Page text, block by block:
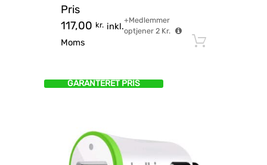
Pris
117,00 kr. inkl.
Moms
+Medlemmer
optjener2 Kr.
GARANTERET PRIS